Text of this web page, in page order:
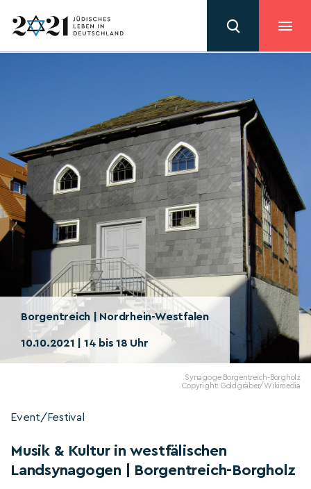
Borgentreich | Nordrhein-Westfalen
10.10.2021 | 14 bis 18 Uhr
Synagoge Borgentreich-Borgholz
Copyright: Goldgräber/Wikimedia
Event/Festival
Musik & Kultur in westfälischen
Landsynagogen | Borgentreich-Borgholz